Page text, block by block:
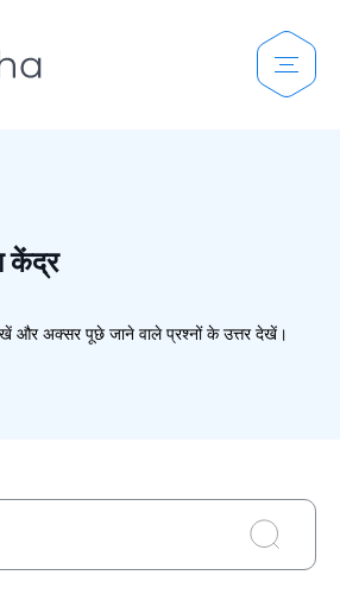
केंद्र
और अक्सर पूछे जाने वाले प्रश्नों के उत्तर देखें।